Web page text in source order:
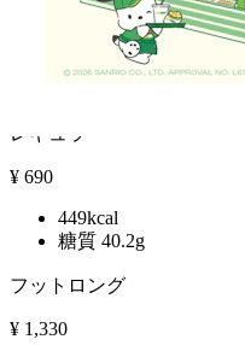
ボリューム満点！人気の
は間違いなし。照焼チキ
のタマゴがベストマッチ
レギュラー
¥ 690
449kcal
糖質 40.2g
フットロング
¥ 1,330